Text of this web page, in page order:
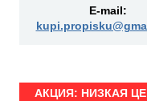
E-mail:
АКЦИЯ: НИЗКАЯ